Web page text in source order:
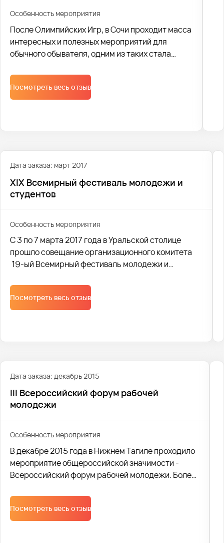
Особенность мероприятия
После Олимпийских Игр, в Сочи проходит масса
интересных и полезных мероприятий для
обычного обывателя, одним из таких стала
Посмотреть весь отзыв
Дата заказа: март 2017
XIX Всемирный фестиваль молодежи и
студентов
Особенность мероприятия
С 3 по 7 марта 2017 года в Уральской столице
прошло совещание организационного комитета
19-ый Всемирный фестиваль молодежи и
организованы дискуссионные площадки,а также
культурная программа. Данное мероприятие
проводилось в рамках 19-го Всемирного
Посмотреть весь отзыв
Дата заказа: декабрь 2015
III Всероссийский форум рабочей
молодежи
Особенность мероприятия
В декабре 2015 года в Нижнем Тагиле проходило
мероприятие общероссийской значимости -
Всероссийский форум рабочей молодежи. Более
заведений из 44 регионов России были
перевезены транспортной компанией Avtobus1.
Посмотреть весь отзыв